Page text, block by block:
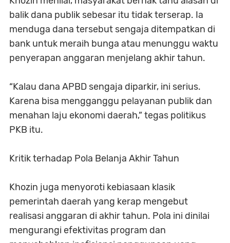
balik dana publik sebesar itu tidak terserap. Ia
menduga dana tersebut sengaja ditempatkan di
bank untuk meraih bunga atau menunggu waktu
penyerapan anggaran menjelang akhir tahun.
“Kalau dana APBD sengaja diparkir, ini serius.
Karena bisa mengganggu pelayanan publik dan
menahan laju ekonomi daerah,” tegas politikus
PKB itu.
Kritik terhadap Pola Belanja Akhir Tahun
Khozin juga menyoroti kebiasaan klasik
pemerintah daerah yang kerap mengebut
realisasi anggaran di akhir tahun. Pola ini dinilai
mengurangi efektivitas program dan